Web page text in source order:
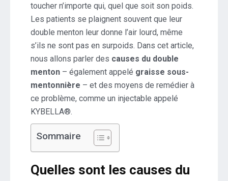
toucher n’importe qui, quel que soit son poids.
Les patients se plaignent souvent que leur
double menton leur donne l’air lourd, même
s’ils ne sont pas en surpoids. Dans cet article,
nous allons parler des causes du double
menton – également appelé graisse sous-
mentonnière – et des moyens de remédier à
ce problème, comme un injectable appelé
KYBELLA®.
Sommaire
Quelles sont les causes du